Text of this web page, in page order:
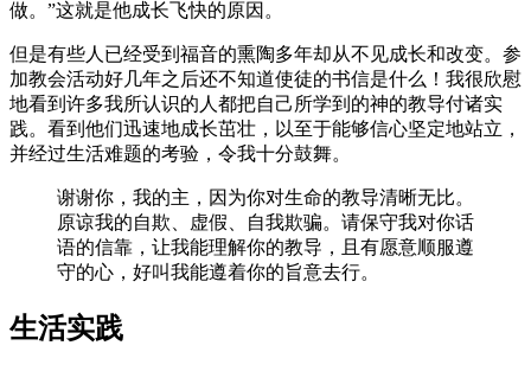
做。”这就是他成长飞快的原因。
但是有些人已经受到福音的熏陶多年却从不见成长和改变。参
加教会活动好几年之后还不知道使徒的书信是什么！我很欣慰
地看到许多我所认识的人都把自己所学到的神的教导付诸实
践。看到他们迅速地成长茁壮，以至于能够信心坚定地站立，
并经过生活难题的考验，令我十分鼓舞。
谢谢你，我的主，因为你对生命的教导清晰无比。
原谅我的自欺、虚假、自我欺骗。请保守我对你话
语的信靠，让我能理解你的教导，且有愿意顺服遵
守的心，好叫我能遵着你的旨意去行。
生活实践